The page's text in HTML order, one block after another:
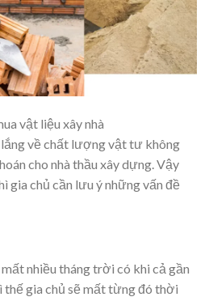
vật liệu xây nhà
lắng về chất lượng vật tư không
cho nhà thầu xây dựng. Vậy
gia chủ cần lưu ý những vấn đề
nhiều tháng trời có khi cả gần
thế gia chủ sẽ mất từng đó thời